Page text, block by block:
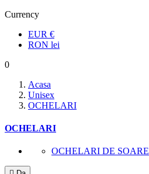
Currency
EUR €
RON lei
0
Acasa
Unisex
OCHELARI
OCHELARI
OCHELARI DE SOARE